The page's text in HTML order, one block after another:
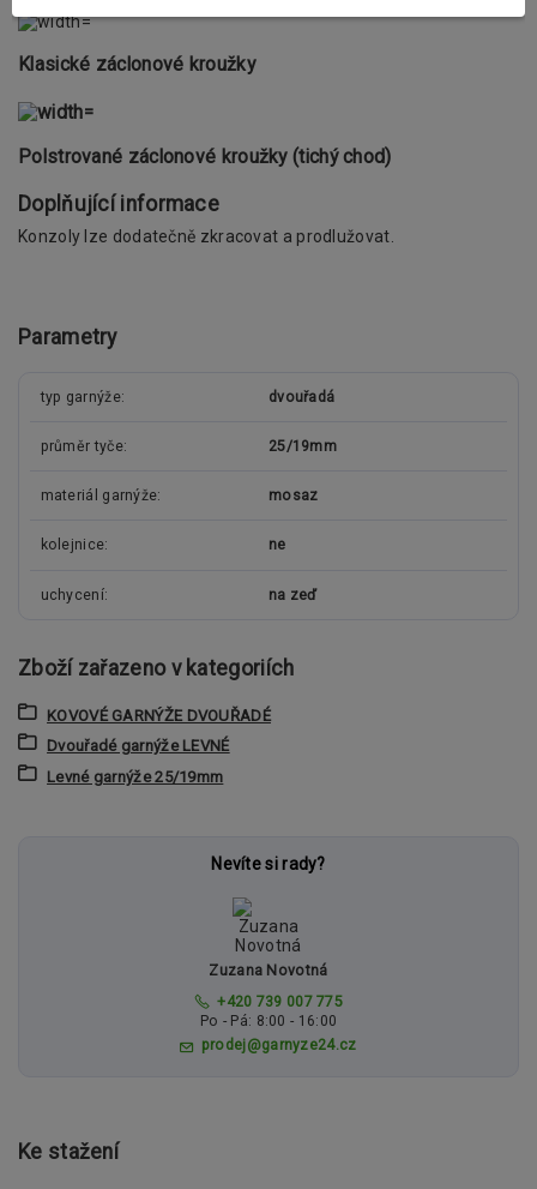
Klasické záclonové kroužky
Polstrované záclonové kroužky (tichý chod)
Doplňující informace
Konzoly lze dodatečně zkracovat a prodlužovat.
Parametry
typ garnýže dvouřadá
průměr tyče 25/19mm
materiál garnýže mosaz
kolejnice ne
uchycení na zeď
Zboží zařazeno v kategoriích
KOVOVÉ GARNÝŽE DVOUŘADÉ
Dvouřadé garnýže LEVNÉ
Levné garnýže 25/19mm
Nevíte si rady?
Zuzana Novotná
+420 739 007 775
Po - Pá: 8:00 - 16:00
prodej@garnyze24.cz
Ke stažení